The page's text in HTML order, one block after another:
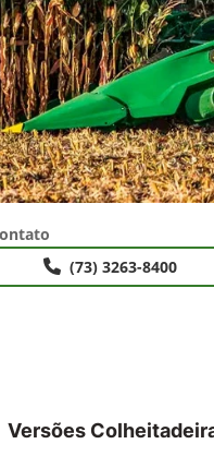
(73) 3263-8400
Versões